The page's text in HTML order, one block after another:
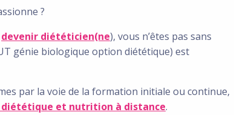
?
devenir diététicien(ne), vous n’êtes pas sans
génie biologique option diététique) est
par la voie de la formation initiale ou continue,
et nutrition à distance.